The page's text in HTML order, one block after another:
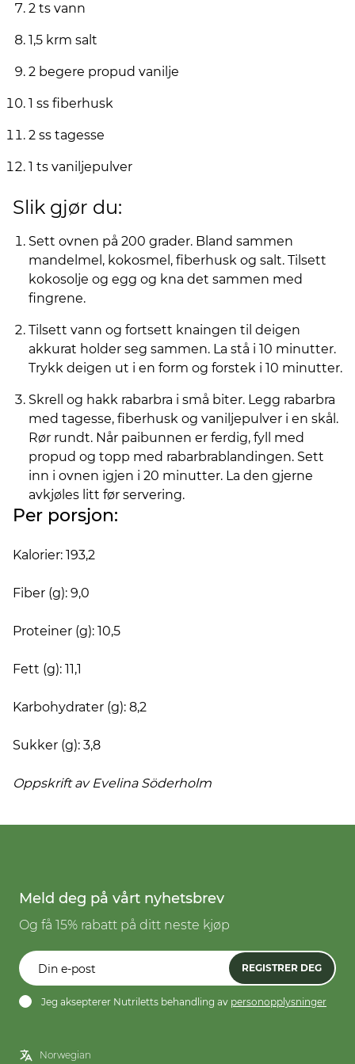
2 ts vann
1,5 krm salt
2 begere propud vanilje
1 ss fiberhusk
2 ss tagesse
1 ts vaniljepulver
Slik gjør du:
Sett ovnen på 200 grader. Bland sammen
mandelmel, kokosmel, fiberhusk og salt. Tilsett
kokosolje og egg og kna det sammen med
fingrene.
Tilsett vann og fortsett knaingen til deigen
akkurat holder seg sammen. La stå i 10 minutter.
Trykk deigen ut i en form og forstek i 10 minutter.
Skrell og hakk rabarbra i små biter. Legg rabarbra
med tagesse, fiberhusk og vaniljepulver i en skål.
Rør rundt. Når paibunnen er ferdig, fyll med
propud og topp med rabarbrablandingen. Sett
inn i ovnen igjen i 20 minutter. La den gjerne
avkjøles litt før servering.
Per porsjon:
Kalorier: 193,2
Fiber (g): 9,0
Proteiner (g): 10,5
Fett (g): 11,1
Karbohydrater (g): 8,2
Sukker (g): 3,8
Oppskrift av Evelina Söderholm
Meld deg på vårt nyhetsbrev
Og få 15% rabatt på ditt neste kjøp
REGISTRER DEG
Jeg aksepterer Nutriletts behandling av personopplysninger